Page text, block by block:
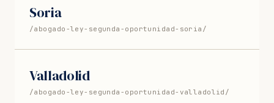
Soria
/abogado-ley-segunda-oportunidad-soria/
Valladolid
/abogado-ley-segunda-oportunidad-valladolid/